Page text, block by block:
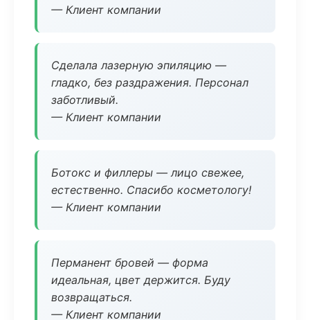
— Клиент компании
Сделала лазерную эпиляцию —
гладко, без раздражения. Персонал
заботливый.
— Клиент компании
Ботокс и филлеры — лицо свежее,
естественно. Спасибо косметологу!
— Клиент компании
Перманент бровей — форма
идеальная, цвет держится. Буду
возвращаться.
— Клиент компании